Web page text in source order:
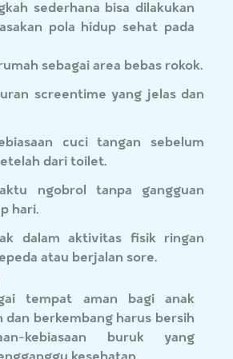
sederhana bisa dilakukan
pola hidup sehat pada
sebagai area bebas rokok.
screentime yang jelas dan
cuci tangan sebelum
dari toilet.
ngobrol tanpa gangguan
hari.
dalam aktivitas fisik ringan
atau berjalan sore.
tempat aman bagi anak
berkembang harus bersih
kebiasaan buruk yang